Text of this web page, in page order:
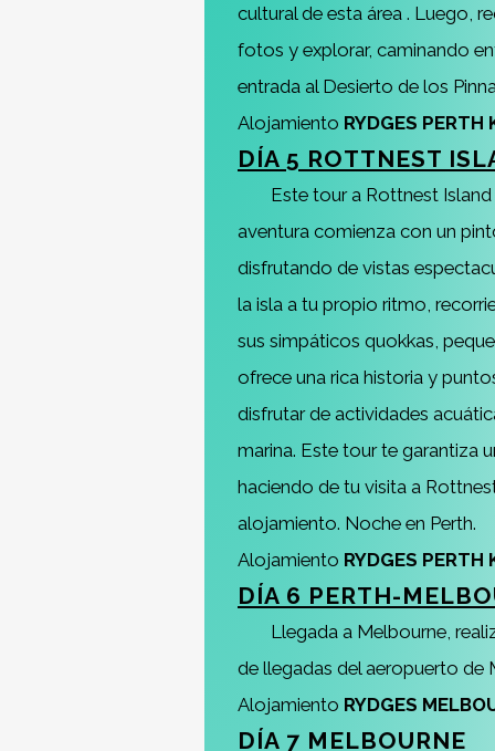
cultural de esta área . Luego,
fotos y explorar, caminando
entrada al Desierto de los
Alojamiento RYDGES PERTH
DÍA 5 ROTTNEST
Este tour a Rottnest
aventura comienza con un
disfrutando de vistas
la isla a tu propio ritmo,
sus simpáticos quokkas,
ofrece una rica historia y
disfrutar de actividades
marina. Este tour te garantiza
haciendo de tu visita a
alojamiento. Noche en Perth.
Alojamiento RYDGES PERTH
DÍA 6 PERTH-
Llegada a Melbourne,
de llegadas del aeropuerto de
Alojamiento RYDGES
DÍA 7 MELBOURNE